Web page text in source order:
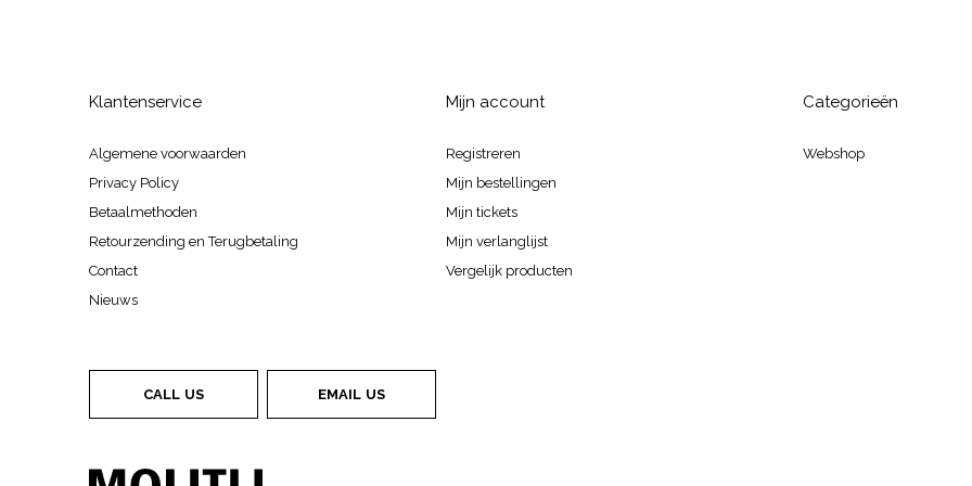
Klantenservice
Algemene voorwaarden
Privacy Policy
Betaalmethoden
Retourzending en Terugbetaling
Contact
Nieuws
Mijn account
Registreren
Mijn bestellingen
Mijn tickets
Mijn verlanglijst
Vergelijk producten
Categorieën
Webshop
CALL US EMAIL US